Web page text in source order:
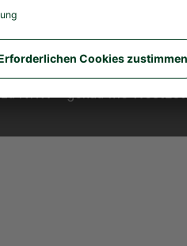
wie sehr sich
Mit ihrer Tradition und
NRW – genau wie